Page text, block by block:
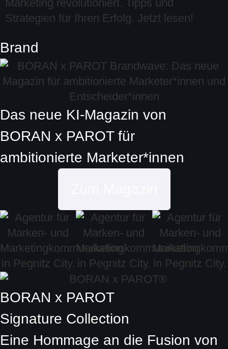
Marketing revolutioniert. Tipps und
Strategien für Ihren Erfolg. Jetzt lesen!
Brand
Das neue KI-Magazin von
BORAN x PAROTfür
ambitionierte Marketer*innen
BORAN x PAROT
Signature Collection
Eine Hommage an die Fusion von